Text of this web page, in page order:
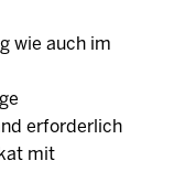
wie auch im
erforderlich
mit